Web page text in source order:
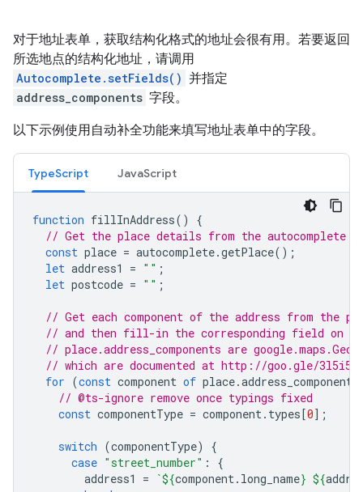
对于地址表单，获取结构化格式的地址会很有用。若要返回
所选地点的结构化地址，请调用
Autocomplete.setFields() 并指定
address_components 字段。
以下示例使用自动补全功能来填写地址表单中的字段。
TypeScript JavaScript
function fillInAddress()
{
// Get the place details from the autocomplete
const place = autocomplete.getPlace();
let address1 = "" ;
let postcode = "" ;
// Get each component of the address from the
// and then fill-in the corresponding field on
// place.address_components are
// which are documented at http://goo.gle/
for (const component of place.address_components
// @ts-ignore remove once typings fixed
const componentType = component. types[0];
switch (componentType)
{
case "street_number" :
{
address1
= `${component. long_name} ${